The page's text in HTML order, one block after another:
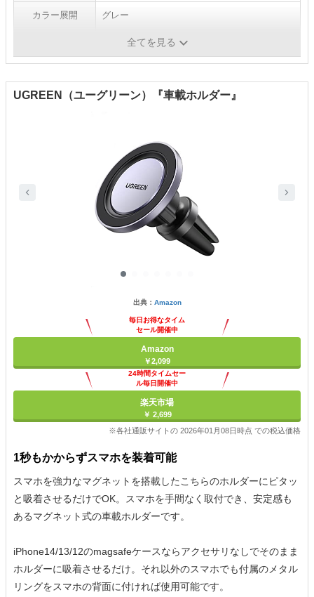
カラー展開 グレー
マグネット全てを見る
UGREEN（ユーグリーン）『車載ホルダー』
出典： Amazon
毎日お得なタイム
セール開催中
Amazon
￥2,099
24時間タイムセー
ル毎日開催中
楽天市場
￥ 2,699
※各社通販サイトの 2026年01月08日時点 での税込価格
1秒もかからずスマホを装着可能
スマホを強力なマグネットを搭載したこちらのホルダーにピタッ
と吸着させるだけでOK。スマホを手間なく取付でき、安定感も
あるマグネット式の車載ホルダーです。
iPhone14/13/12のmagsafeケースならアクセサリなしでそのまま
ホルダーに吸着させるだけ。それ以外のスマホでも付属のメタル
リングをスマホの背面に付ければ使用可能です。